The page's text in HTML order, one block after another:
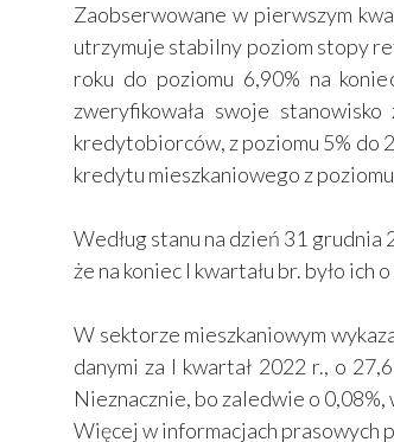
Zaobserwowane w pierwszym
utrzymuje stabilny poziom stopy
roku do poziomu 6,90% na
zweryfikowała swoje
kredytobiorców, z poziomu 5% do
kredytu mieszkaniowego z
Według stanu na dzień 31 grudnia
że na koniec I kwartału br. było
W sektorze mieszkaniowym
danymi za I kwartał 2022 r., o
Nieznacznie, bo zaledwie o 0,08%,
​Więcej w informacjach prasowych